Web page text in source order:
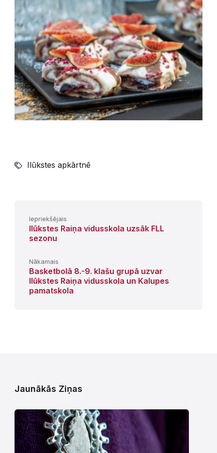
Ilūkstes apkārtnē
Iepriekšējais
Ilūkstes Raiņa vidusskola uzsāk FLL
sezonu
Nākamais
Basketbolā 8.-9. klašu grupā uzvar
Ilūkstes Raiņa vidusskola un Kalupes
pamatskola
Jaunākās Ziņas